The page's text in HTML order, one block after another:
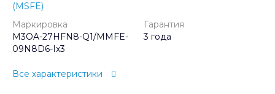
(MSFE)
Маркировка
M3OA-27HFN8-Q1/MMFE-
09N8D6-Ix3
Гарантия
3 года
Все характеристики